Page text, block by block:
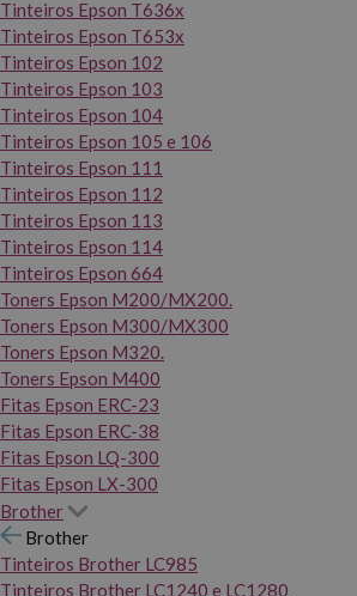
Tinteiros Epson T636x
Tinteiros Epson T653x
Tinteiros Epson 102
Tinteiros Epson 103
Tinteiros Epson 104
Tinteiros Epson 105 e 106
Tinteiros Epson 111
Tinteiros Epson 112
Tinteiros Epson 113
Tinteiros Epson 114
Tinteiros Epson 664
Toners Epson M200/MX200.
Toners Epson M300/MX300
Toners Epson M320.
Toners Epson M400
Fitas Epson ERC-23
Fitas Epson ERC-38
Fitas Epson LQ-300
Fitas Epson LX-300
Brother
Brother
Tinteiros Brother LC985
Tinteiros Brother LC1240 e LC1280